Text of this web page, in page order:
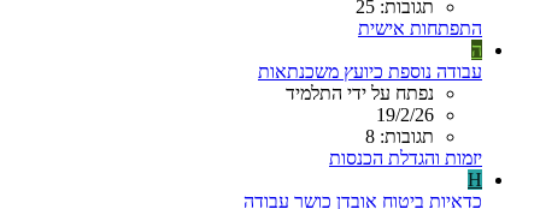
תגובות: 25
התפתחות אישית
ה
עבודה נוספת כיועץ משכנתאות
נפתח על ידי התלמיד
19/2/26
תגובות: 8
יזמות והגדלת הכנסות
H
כדאיות ביטוח אובדן כושר עבודה